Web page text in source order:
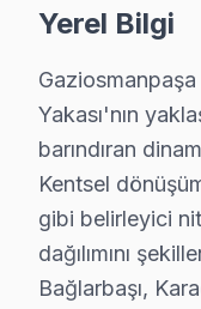
· Bağcılar Avox
· Bahçelievler
· Bakırköy Avox
· Başakşehir
· Bayrampaşa
· Beşiktaş
Yerel Bilgi
Yakası'nın
barındıran
Kentsel
gibi belirleyici
dağılımını
Bağlarbaşı,